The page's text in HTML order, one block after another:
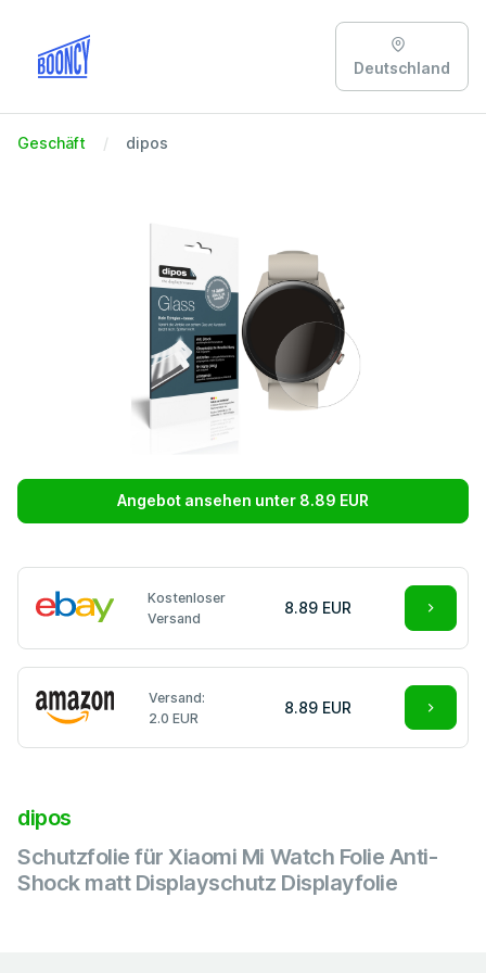
Deutschland
Geschäft dipos
Angebot ansehen unter 8.89 EUR
Kostenloser
Versand
8.89 EUR
Versand:
2.0 EUR
8.89 EUR
dipos
Schutzfolie für Xiaomi Mi Watch Folie Anti-
Shock matt Displayschutz Displayfolie